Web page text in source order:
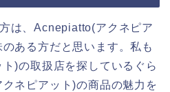
は、Acnepiatto(アクネピア
ある方だと思います。私も
)の取扱店を探しているぐら
ネピアット)の商品の魅力を